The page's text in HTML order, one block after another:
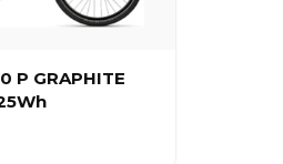
P GRAPHITE